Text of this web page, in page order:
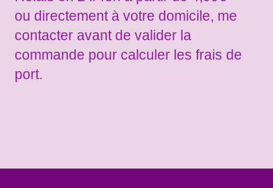
ou directement à votre domicile, me
contacter avant de valider la
commande pour calculer les frais de
port.